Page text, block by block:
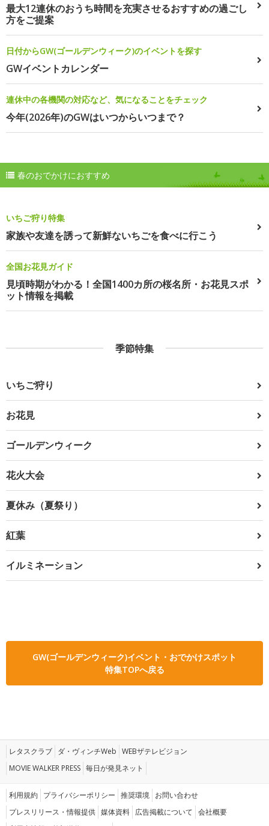
最大12連休のおうち時間を充実させるおすすめの過ごし
方をご提案
日付からGW(ゴールデンウィーク)のイベントを探す
GWイベントカレンダー
連休中の各機関の対応など、気になることをチェック
今年(2026年)のGWはいつからいつまで？
春のおでかけにおすすめ
いちご狩り特集
家族や友達を誘って新鮮ないちごを食べに行こう
全国お花見ガイド
見頃時期がわかる！全国1400カ所の桜名所・お花見スポ
ット情報を掲載
季節特集
いちご狩り
お花見
ゴールデンウィーク
花火大会
夏休み（夏祭り）
紅葉
イルミネーション
GW(ゴールデンウィーク)イベント・おでかけスポット
特集TOPへ戻る
レタスクラブ ダ・ヴィンチWeb WEBザテレビジョン
MOVIE WALKER PRESS 毎日が発見ネット
利用規約 プライバシーポリシー 推奨環境 お問い合わせ
プレスリリース・情報提供 媒体資料 広告掲載について 会社概要